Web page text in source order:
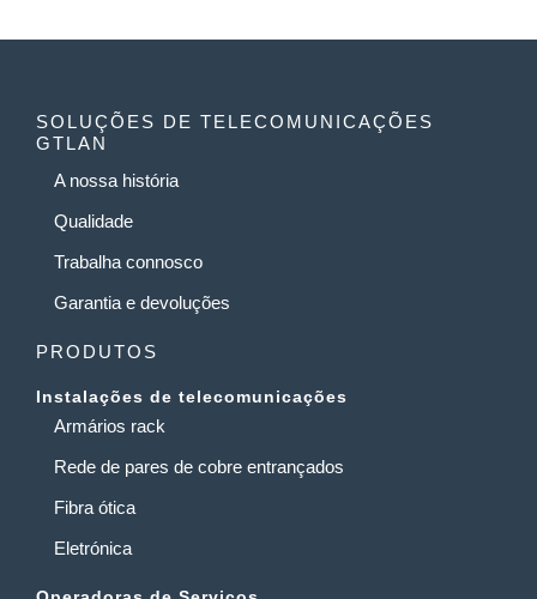
SOLUÇÕES DE TELECOMUNICAÇÕES
GTLAN
A nossa história
Qualidade
Trabalha connosco
Garantia e devoluções
PRODUTOS
Instalações de telecomunicações
Armários rack
Rede de pares de cobre entrançados
Fibra ótica
Eletrónica